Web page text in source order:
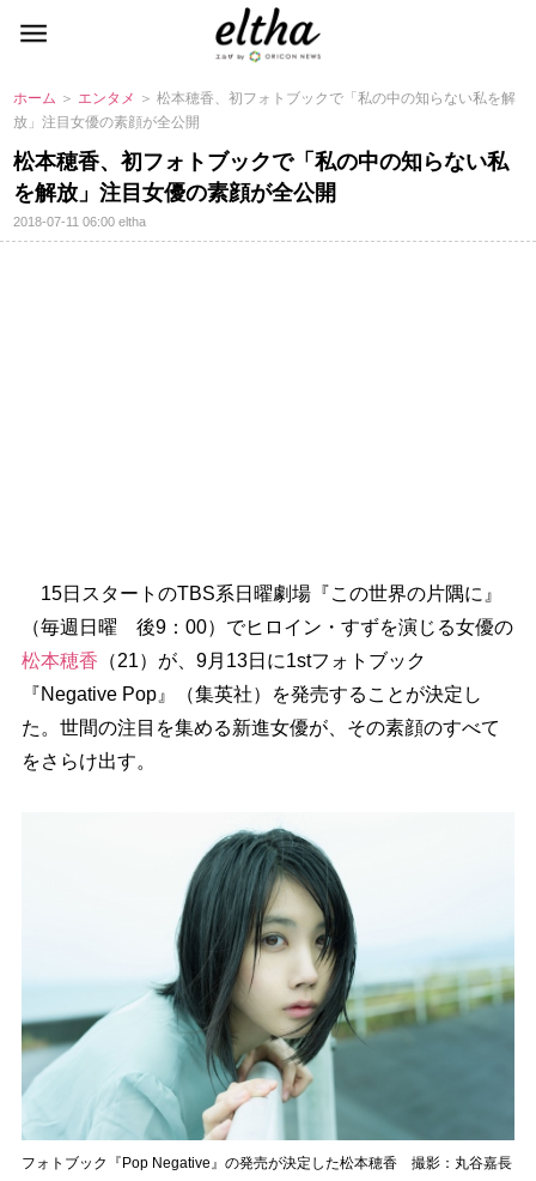
ホーム ＞ エンタメ ＞ 松本穂香、初フォトブックで「私の中の知らない私を解
放」注目女優の素顔が全公開
松本穂香、初フォトブックで「私の中の知らない私
を解放」注目女優の素顔が全公開
2018-07-11 06:00eltha
15日スタートのTBS系日曜劇場『この世界の片隅に』
（毎週日曜 後9：00）でヒロイン・すずを演じる女優の
松本穂香 （21）が、9月13日に1stフォトブック
『Negative Pop』（集英社）を発売することが決定し
た。世間の注目を集める新進女優が、その素顔のすべて
をさらけ出す。
フォトブック『Pop Negative』の発売が決定した松本穂香 撮影：丸谷嘉長